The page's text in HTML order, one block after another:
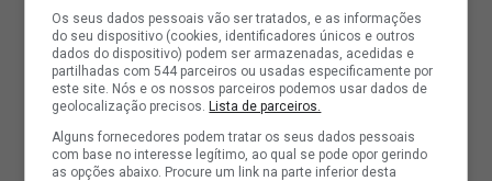
Os seus dados pessoais vão ser tratados, e as informações
do seu dispositivo (cookies, identificadores únicos e outros
dados do dispositivo) podem ser armazenadas, acedidas e
partilhadas com 544 parceiros ou usadas especificamente por
este site. Nós e os nossos parceiros podemos usar dados de
geolocalização precisos. Lista de parceiros.
Alguns fornecedores podem tratar os seus dados pessoais
com base no interesse legítimo, ao qual se pode opor gerindo
as opções abaixo. Procure um link na parte inferior desta